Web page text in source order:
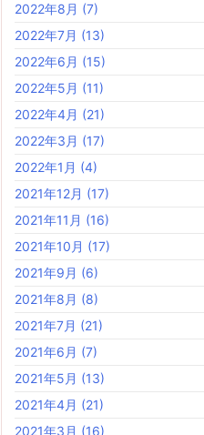
2022年8月 (7)
2022年7月 (13)
2022年6月 (15)
2022年5月 (11)
2022年4月 (21)
2022年3月 (17)
2022年1月 (4)
2021年12月 (17)
2021年11月 (16)
2021年10月 (17)
2021年9月 (6)
2021年8月 (8)
2021年7月 (21)
2021年6月 (7)
2021年5月 (13)
2021年4月 (21)
2021年3月 (16)